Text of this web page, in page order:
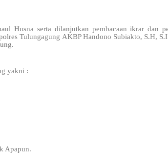
Husna serta dilanjutkan pembacaan ikrar dan
Tulungagung AKBP Handono Subiakto, S.H,
yakni :
Apapun.